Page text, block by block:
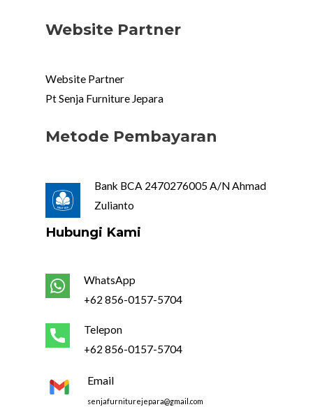
Website Partner
Website Partner
Pt Senja Furniture Jepara
Metode Pembayaran
Bank BCA 2470276005 A/N Ahmad
Zulianto
Hubungi Kami
WhatsApp
+62 856-0157-5704
Telepon
+62 856-0157-5704
Email
senjafurniturejepara@gmail.com